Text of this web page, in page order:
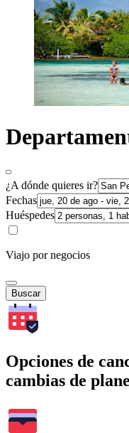
¿A dónde quieres ir?
Fechas
Huéspedes
Viajo por negocios
Buscar
Opciones de
cambias de